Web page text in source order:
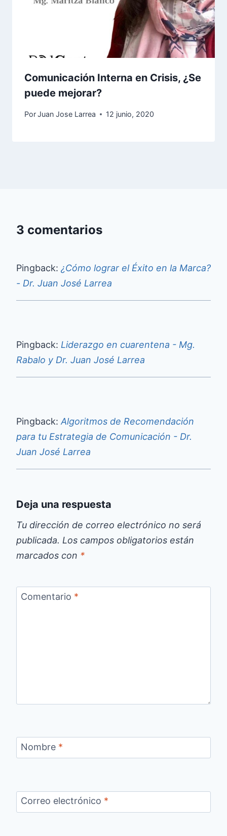
Comunicación Interna en Crisis, ¿Se
puede mejorar?
PorJuan Jose Larrea 12 junio, 2020
3 comentarios
Pingback: ¿Cómo lograr el Éxito en la Marca?
- Dr. Juan José Larrea
Pingback: Liderazgo en cuarentena - Mg.
Rabalo y Dr. Juan José Larrea
Pingback: Algoritmos de Recomendación
para tu Estrategia de Comunicación - Dr.
Juan José Larrea
Deja una respuesta
Tu dirección de correo electrónico no será
publicada. Los campos obligatorios están
marcados con *
Comentario *
Nombre *
Correo electrónico *